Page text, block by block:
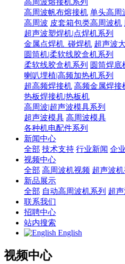
高周波熔接机系列
高周波帆布熔接机 单头高周
高周波 皮套箱包类高周波机
超声波塑焊机|点焊机系列
金属点焊机_碰焊机 超声波
圆筒机|柔软线胶盒机系列
柔软线胶盒机系列 圆筒焊底
喇叭埋植|高频加热机系列
超高频焊接机 高频金属焊接
热板焊接机|热板机
高周波|超声波模具系列
超声波模具 高周波模具
各种机电配件系列
新闻中心
全部 技术支持 行业新闻 企
视频中心
全部 高周波机视频 超声波
新品展示
全部 自动高周波机系列 超
联系我们
招聘中心
站内搜索
English
视频中心